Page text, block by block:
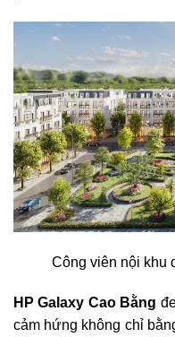
Công viên nội khu
HP Galaxy Cao Bằng
cảm hứng không chỉ